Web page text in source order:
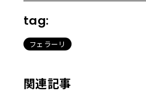
tag:
フェラーリ
関連記事